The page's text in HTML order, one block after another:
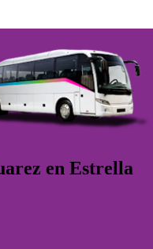
en Estrella